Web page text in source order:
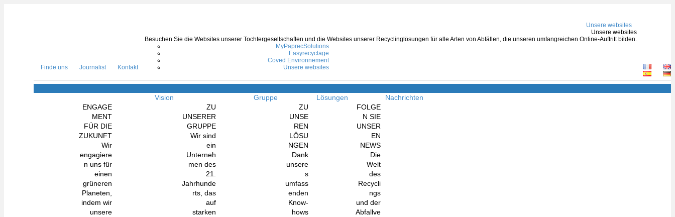
Finde uns Journalist Kontakt
Unsere websites
Unsere websites
Besuchen Sie die Websites unserer Tochtergesellschaften und die Websites unserer Recyclinglösungen für alle Arten von Abfällen, die unseren umfangreichen Online-Auftritt bilden.
MyPaprecSolutions
Easyrecyclage
Coved Environnement
Unsere websites
Navigation
Vision
ENGAGE
MENT
FÜR DIE
ZUKUNFT
Wir
engagiere
n uns für
einen
grüneren
Planeten,
indem wir
unsere
Gruppe
ZU
UNSERER
GRUPPE
Wir sind
ein
Unterneh
men des
21.
Jahrhunde
rts, das
auf
starken
Lösungen
ZU
UNSE
REN
LÖSU
NGEN
Dank
unsere
s
umfass
enden
Know-
hows
Nachrichten
FOLGE
N SIE
UNSER
EN
NEWS
Die
Welt
des
Recycli
ngs
und der
Abfallve